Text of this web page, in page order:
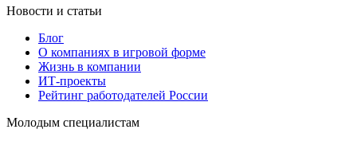
Новости и статьи
Блог
О компаниях в игровой форме
Жизнь в компании
ИТ-проекты
Рейтинг работодателей России
Молодым специалистам